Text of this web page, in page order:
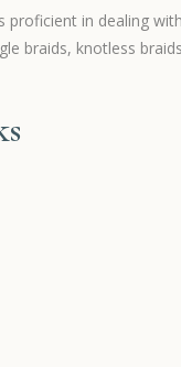
proficient in dealing
braids, knotless